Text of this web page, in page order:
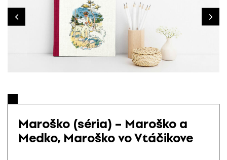
Maroško (séria) – Maroško a
Medko, Maroško vo Vtáčikove